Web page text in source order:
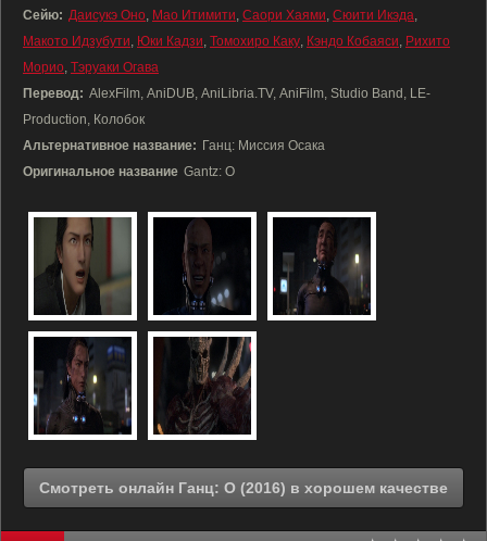
Сейю: Даисукэ Оно, Мао Итимити, Саори Хаями, Сюити Икэда,
Макото Идзубути, Юки Кадзи, Томохиро Каку, Кэндо Кобаяси, Рихито
Морио, Тэруаки Огава
Перевод: AlexFilm, AniDUB, AniLibria.TV, AniFilm, Studio Band, LE-
Production, Колобок
Альтернативное название: Ганц: Миссия Осака
Оригинальное название Gantz: O
Смотреть онлайн Ганц: О (2016) в хорошем качестве